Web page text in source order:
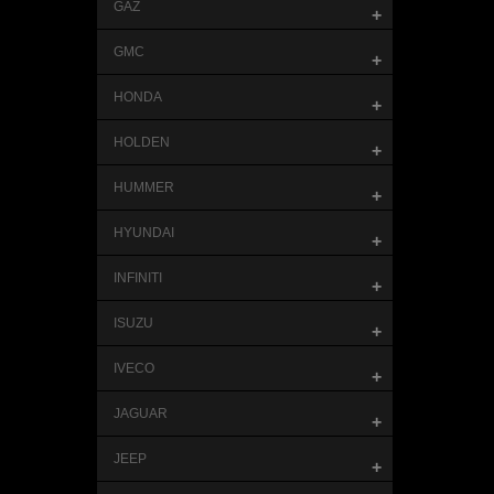
GAZ +
GMC +
HONDA +
HOLDEN +
HUMMER +
HYUNDAI +
INFINITI +
ISUZU +
IVECO +
JAGUAR +
JEEP +